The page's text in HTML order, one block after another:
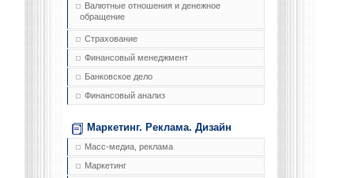
Валютные отношения и денежное
обращение
Страхование
Финансовый менеджмент
Банковское дело
Финансовый анализ
Маркетинг. Реклама. Дизайн
Масс-медиа, реклама
Маркетинг